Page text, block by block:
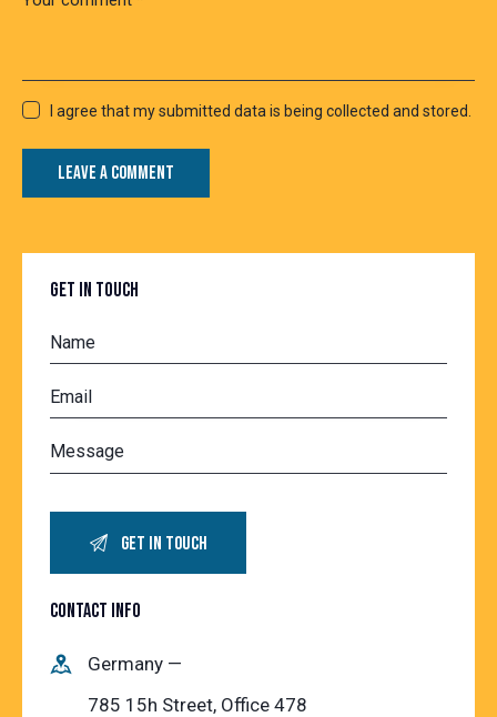
I agree that my submitted data is being collected and stored.
GET IN TOUCH
CONTACT INFO
Germany —
785 15h Street, Office 478